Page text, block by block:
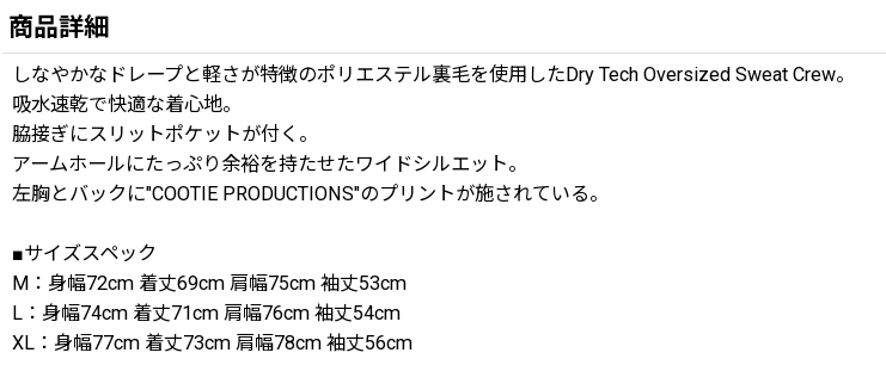
商品詳細
しなやかなドレープと軽さが特徴のポリエステル裏毛を使用したDry Tech Oversized Sweat Crew。
吸水速乾で快適な着心地。
脇接ぎにスリットポケットが付く。
アームホールにたっぷり余裕を持たせたワイドシルエット。
左胸とバックに"COOTIE PRODUCTIONS"のプリントが施されている。
■サイズスペック
M：身幅72cm 着丈69cm 肩幅75cm 袖丈53cm
L：身幅74cm 着丈71cm 肩幅76cm 袖丈54cm
XL：身幅77cm 着丈73cm 肩幅78cm 袖丈56cm